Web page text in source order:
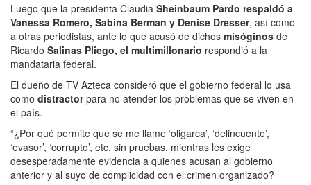
Luego que la presidenta Claudia Sheinbaum Pardo respaldó a
Vanessa Romero, Sabina Berman y Denise Dresser, así como
a otras periodistas, ante lo que acusó de dichos misóginos de
Ricardo Salinas Pliego, el multimillonario respondió a la
mandataria federal.
El dueño de TV Azteca consideró que el gobierno federal lo usa
como distractorpara no atender los problemas que se viven en
el país.
“¿Por qué permite que se me llame ‘oligarca’, ‘delincuente’,
‘evasor’, ‘corrupto’, etc, sin pruebas, mientras les exige
desesperadamente evidencia a quienes acusan al gobierno
anterior y al suyo de complicidad con el crimen organizado?